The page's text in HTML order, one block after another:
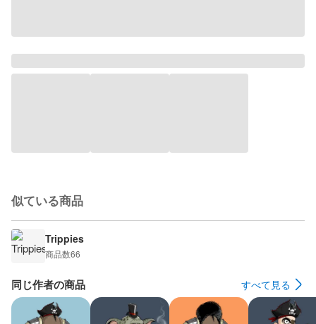
似ている商品
Trippies
商品数66
同じ作者の商品 すべて見る